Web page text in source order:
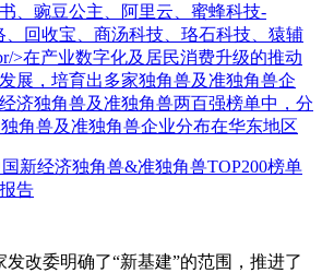
、豌豆公主、阿里云、蜜蜂科技-
、回收宝、商汤科技、珞石科技、猿辅
>在产业数字化及居民消费升级的推动
展，培育出多家独角兽及准独角兽企
济独角兽及准独角兽两百强榜单中，分
独角兽及准独角兽企业分布在华东地区
改委明确了“新基建”的范围，推进了